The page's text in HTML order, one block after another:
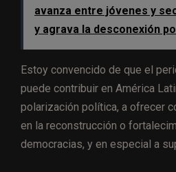
avanza entre jóvenes y
y agrava la desconexión
Estoy convencido de que el
puede contribuir en América
polarización política, a ofrecer
en la reconstrucción o
democracias, y en especial a